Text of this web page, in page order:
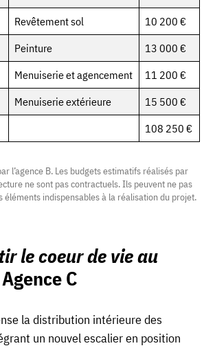
Revêtement sol
10 200 €
Peinture
13 000 €
Menuiserie et agencement
11 200 €
Menuiserie extérieure
15 500 €
108 250 €
l’agence B. Les budgets estimatifs réalisés par
ne sont pas contractuels. Ils peuvent ne pas
éléments indispensables à la réalisation du projet.
le coeur de vie au
C
la distribution intérieure des
un nouvel escalier en position